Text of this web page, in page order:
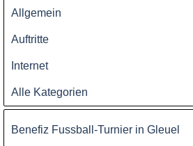
tolle Vorweihnachtszeit. 🎁
Allgemein
Auftritte
Internet
Alle Kategorien
Benefiz Fussball-Turnier in Gleuel